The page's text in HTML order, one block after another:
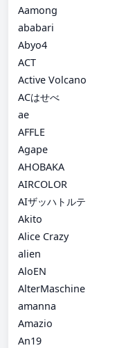
Aamong
ababari
Abyo4
ACT
Active Volcano
ACはせべ
ae
AFFLE
Agape
AHOBAKA
AIRCOLOR
AIザッハトルテ
Akito
Alice Crazy
alien
AloEN
AlterMaschine
amanna
Amazio
An19